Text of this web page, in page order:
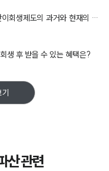
기업회생변호사와 함께 알아보는 간이회생제도의 과거와 현재의 차이점은
생 후 받을 수 있는 혜택은?
산 관련